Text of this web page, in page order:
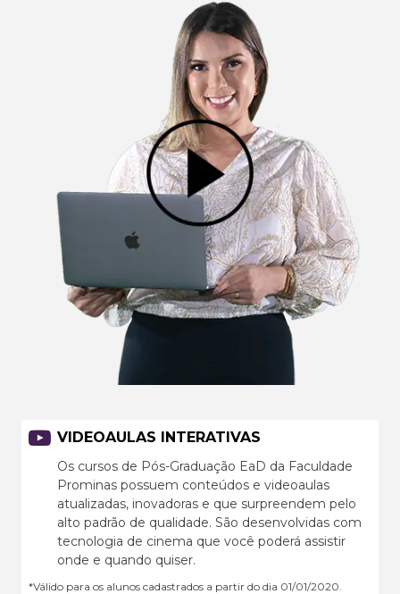
VIDEOAULAS INTERATIVAS
Os cursos de Pós-Graduação EaD da Faculdade
Prominas possuem conteúdos e videoaulas
atualizadas, inovadoras e que surpreendem pelo
alto padrão de qualidade. São desenvolvidas com
tecnologia de cinema que você poderá assistir
onde e quando quiser.
*Válido para os alunos cadastrados a partir do dia 01/01/2020.